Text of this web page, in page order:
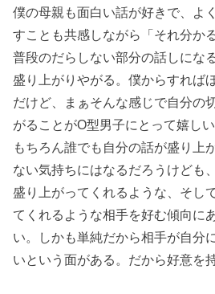
僕の母親も面白い話が好きで、よ
すことも共感しながら「それ分か
普段のだらしない部分の話しにな
盛り上がりやがる。僕からすれば
だけど、まぁそんな感じで自分の
がることがO型男子にとって嬉し
もちろん誰でも自分の話が盛り上
ない気持ちにはなるだろうけども
盛り上がってくれるような、そし
てくれるような相手を好む傾向に
い。しかも単純だから相手が自分
いという面がある。だから好意を